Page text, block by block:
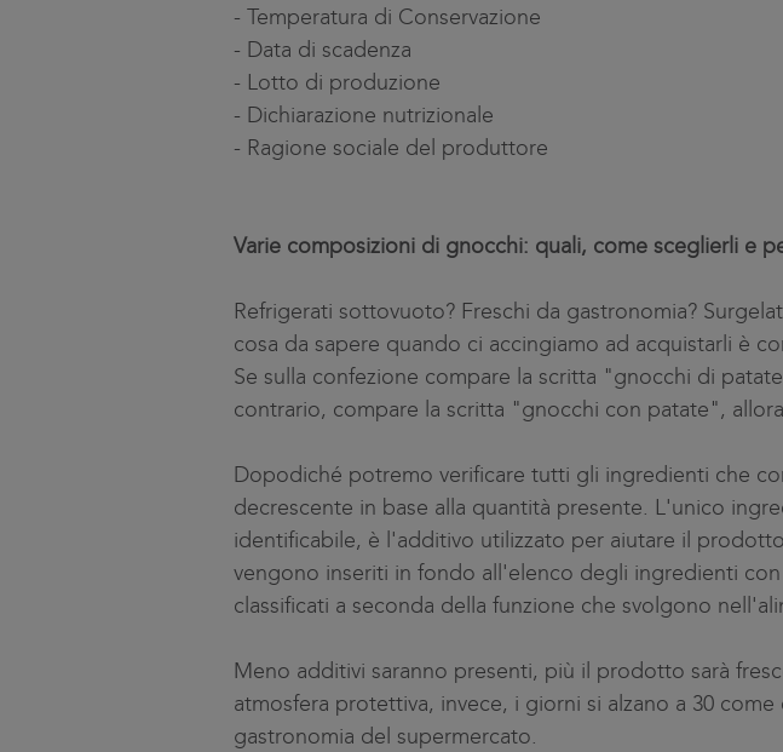
- Temperatura di Conservazione
- Data di scadenza
- Lotto di produzione
- Dichiarazione nutrizionale
- Ragione sociale del produttore
Varie composizioni di gnocchi: quali, come sceglierli e
Refrigerati sottovuoto? Freschi da gastronomia?
cosa da sapere quando ci accingiamo ad acquistarli è
Se sulla confezione compare la scritta "gnocchi di
contrario, compare la scritta "gnocchi con patate",
Dopodiché potremo verificare tutti gli ingredienti che
decrescente in base alla quantità presente. L'unico
identificabile, è l'additivo utilizzato per aiutare il
vengono inseriti in fondo all'elenco degli ingredienti
classificati a seconda della funzione che svolgono
Meno additivi saranno presenti, più il prodotto sarà
atmosfera protettiva, invece, i giorni si alzano a 30
gastronomia del supermercato.